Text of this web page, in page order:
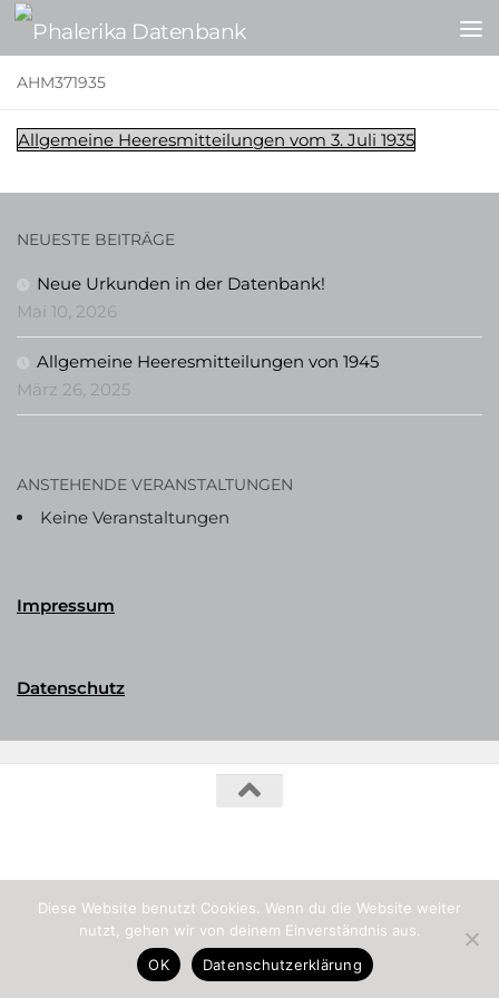
Zum Inhalt springen
AHM371935
Allgemeine Heeresmitteilungen vom 3. Juli 1935
NEUESTE BEITRÄGE
Neue Urkunden in der Datenbank!
Mai 10, 2026
Allgemeine Heeresmitteilungen von 1945
März 26, 2025
ANSTEHENDE VERANSTALTUNGEN
Keine Veranstaltungen
Impressum
Datenschutz
Diese Website benutzt Cookies. Wenn du die Website weiter
nutzt, gehen wir von deinem Einverständnis aus.
OK
Datenschutzerklärung